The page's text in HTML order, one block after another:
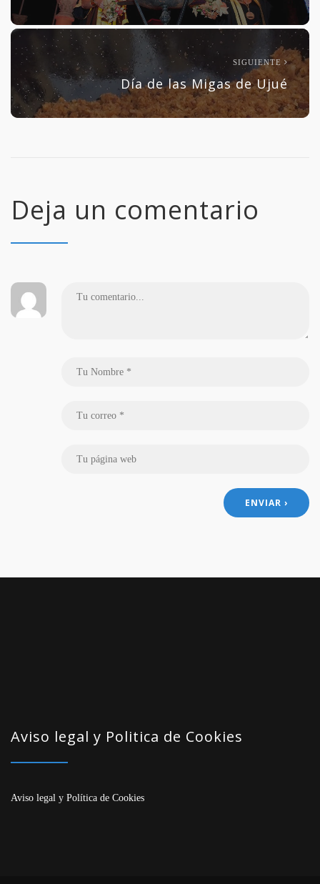
SIGUIENTE
Día de las Migas de Ujué
Deja un comentario
Aviso legal y Politica de Cookies
Aviso legal y Política de Cookies